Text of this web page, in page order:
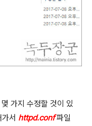
가지 수정할 것이 있
서 httpd.conf 파일